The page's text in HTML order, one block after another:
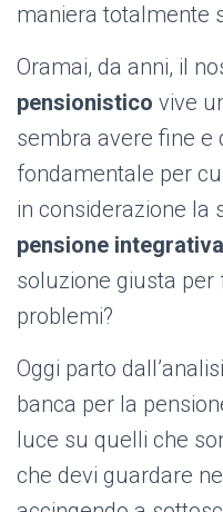
maniera totalmente
Oramai, da anni, il
pensionistico vive
sembra avere fine e
fondamentale per
in considerazione la
pensione integrativa
soluzione giusta
problemi?
Oggi parto
banca per la
luce su quelli che
che devi guardare